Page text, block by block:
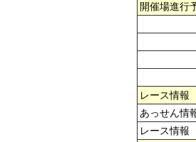
開催場進行
レース情報
あっせん情
レース情報